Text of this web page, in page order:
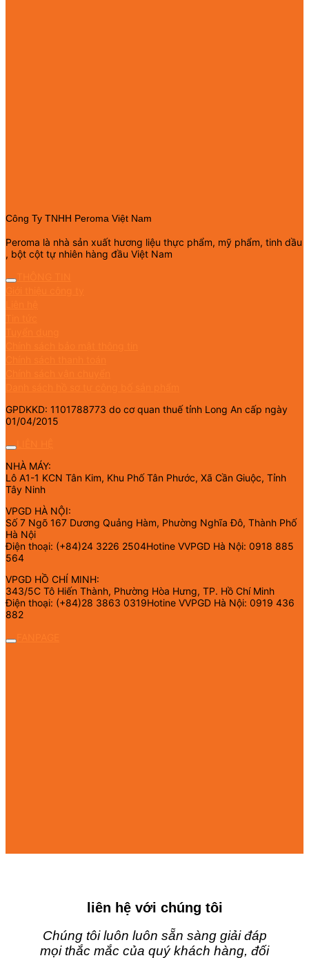
Công Ty TNHH Peroma Việt Nam
Peroma là nhà sản xuất hương liệu thực phẩm, mỹ phẩm, tinh dầu
, bột cột tự nhiên hàng đầu Việt Nam
GPDKKD: 1101788773 do cơ quan thuế tỉnh Long An cấp ngày
01/04/2015
NHÀ MÁY:
Lô A1-1 KCN Tân Kim, Khu Phố Tân Phước, Xã Cần Giuộc, Tỉnh
Tây Ninh
VPGD HÀ NỘI:
Số 7 Ngõ 167 Dương Quảng Hàm, Phường Nghĩa Đô, Thành Phố
Hà Nội
Điện thoại: (+84)24 3226 2504Hotine VVPGD Hà Nội: 0918 885
564
VPGD HỒ CHÍ MINH:
343/5C Tô Hiến Thành, Phường Hòa Hưng, TP. Hồ Chí Minh
Điện thoại: (+84)28 3863 0319Hotine VVPGD Hà Nội: 0919 436
882
liên hệ với chúng tôi
Chúng tôi luôn luôn sẵn sàng giải đáp
mọi thắc mắc của quý khách hàng, đối